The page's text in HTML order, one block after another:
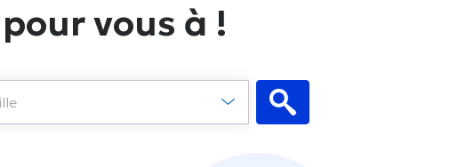
vous à !